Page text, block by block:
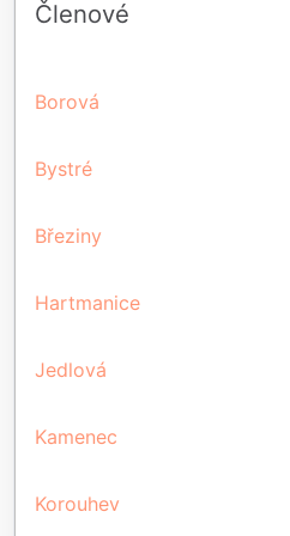
Členové
Borová
Bystré
Březiny
Hartmanice
Jedlová
Kamenec
Korouhev